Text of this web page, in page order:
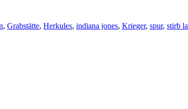
, Grabstätte, Herkules, indiana jones, Krieger, spur, stirb